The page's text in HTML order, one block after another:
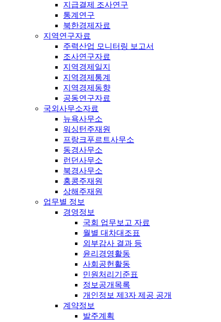
지급결제 조사연구
통계연구
북한경제자료
지역연구자료
주력산업 모니터링 보고서
조사연구자료
지역경제일지
지역경제통계
지역경제동향
공동연구자료
국외사무소자료
뉴욕사무소
워싱턴주재원
프랑크푸르트사무소
동경사무소
런던사무소
북경사무소
홍콩주재원
상해주재원
업무별 정보
경영정보
국회 업무보고 자료
월별 대차대조표
외부감사 결과 등
윤리경영활동
사회공헌활동
민원처리기준표
정보공개목록
개인정보 제3자 제공 공개
계약정보
발주계획